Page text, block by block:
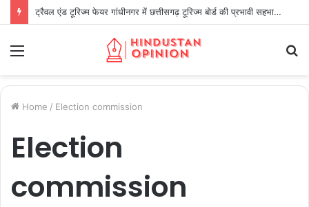
ट्रैवल एंड टूरिज्म फेयर गांधीनगर में छत्तीसगढ़ टूरिज्म बोर्ड की प्रभावी सहभागिता
Home / Election commission
Election
commission